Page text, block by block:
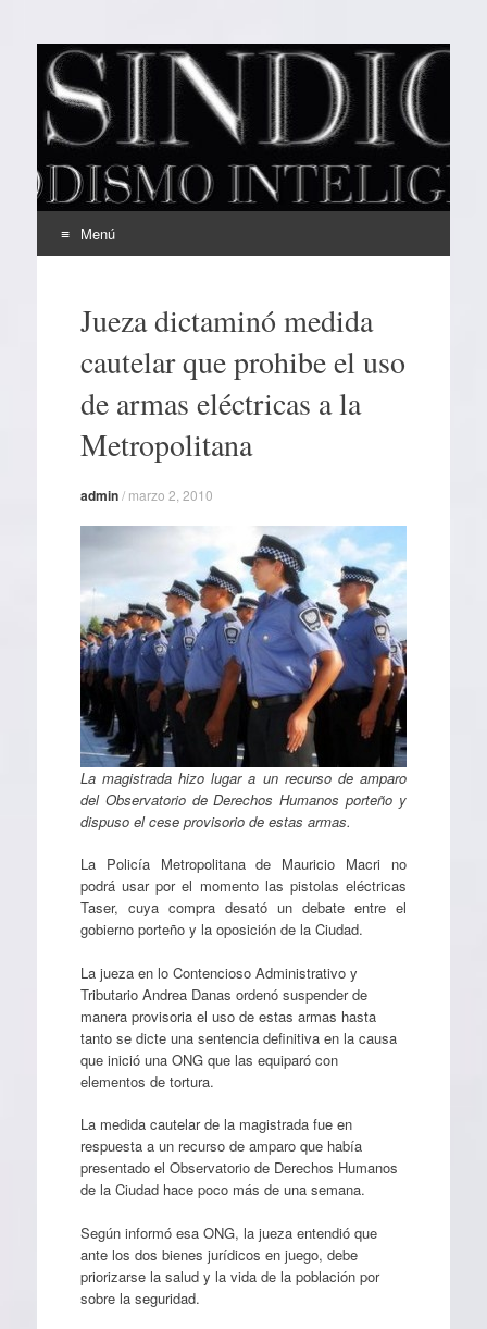
EL SINDICAL
Periodismo Inteligente
Menú
contenidoJueza dictaminó medida
cautelar que prohibe el uso
de armas eléctricas a la
Metropolitana
admin/ marzo 2, 2010
La magistrada hizo lugar a un recurso de amparo
del Observatorio de Derechos Humanos porteño y
dispuso el cese provisorio de estas armas.
La Policía Metropolitana de Mauricio Macri no
podrá usar por el momento las pistolas eléctricas
Taser, cuya compra desató un debate entre el
gobierno porteño y la oposición de la Ciudad.
La jueza en lo Contencioso Administrativo y
Tributario Andrea Danas ordenó suspender de
manera provisoria el uso de estas armas hasta
tanto se dicte una sentencia definitiva en la causa
que inició una ONG que las equiparó con
elementos de tortura.
La medida cautelar de la magistrada fue en
respuesta a un recurso de amparo que había
presentado el Observatorio de Derechos Humanos
de la Ciudad hace poco más de una semana.
Según informó esa ONG, la jueza entendió que
ante los dos bienes jurídicos en juego, debe
priorizarse la salud y la vida de la población por
sobre la seguridad.